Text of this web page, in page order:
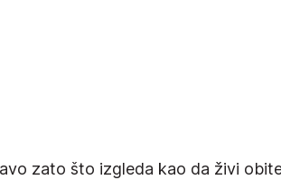
zato što izgleda kao da živi